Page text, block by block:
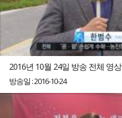
2016년 10월 24일 방송 전체 영상
방송일 : 2016-10-24